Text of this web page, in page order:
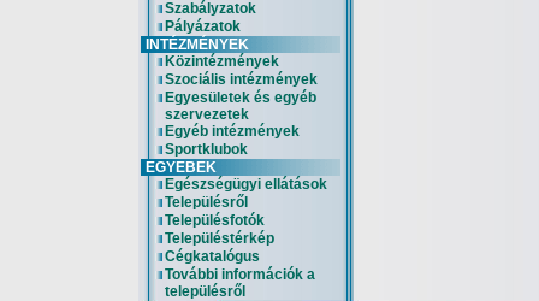
Szabályzatok
Pályázatok
INTÉZMÉNYEK
Közintézmények
Szociális intézmények
Egyesületek és egyéb
szervezetek
Egyéb intézmények
Sportklubok
EGYEBEK
Egészségügyi ellátások
Településről
Településfotók
Településtérkép
Cégkatalógus
További információk a
településről